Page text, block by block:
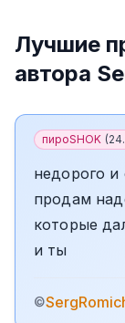
Лучшие
автора
пироSHOK (
недорого и
продам
которые
и ты
©